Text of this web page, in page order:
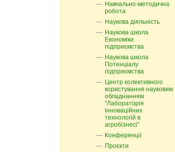
Навчально-методична
робота
Наукова діяльність
Наукова школа
Економіки
підприємства
Наукова школа
Потенціалу
підприємства
Центр колективного
користування науковим
обладнанням
"Лабораторія
інноваційних
технологій в
агробізнесі"
Конференції
Проєкти